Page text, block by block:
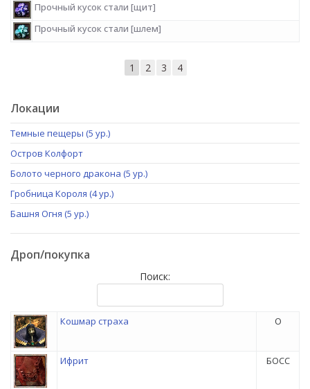
Прочный кусок стали [щит]
Прочный кусок стали [шлем]
1 2 3 4
Локации
Темные пещеры (5 ур.)
Остров Колфорт
Болото черного дракона (5 ур.)
Гробница Короля (4 ур.)
Башня Огня (5 ур.)
Дроп/покупка
Поиск:
Кошмар страха O
Ифрит БОСС